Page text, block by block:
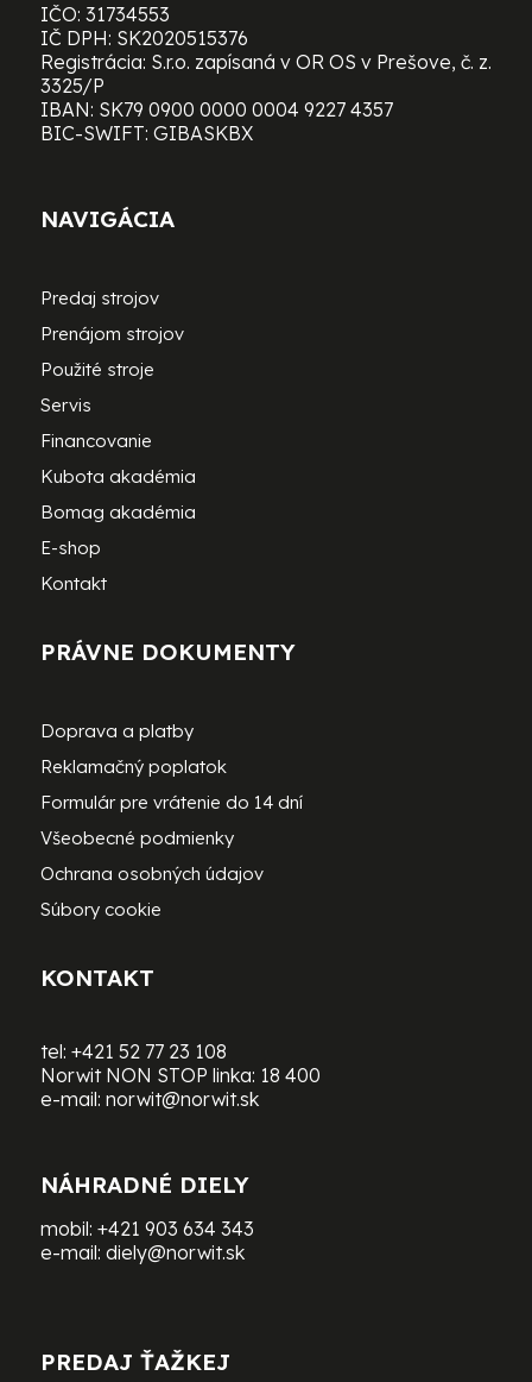
IČO: 31734553
IČ DPH: SK2020515376
Registrácia: S.r.o. zapísaná v OR OS v Prešove, č. z.
3325/P
IBAN: SK79 0900 0000 0004 9227 4357
BIC-SWIFT: GIBASKBX
NAVIGÁCIA
Predaj strojov
Prenájom strojov
Použité stroje
Servis
Financovanie
Kubota akadémia
Bomag akadémia
E-shop
Kontakt
PRÁVNE DOKUMENTY
Doprava a platby
Reklamačný poplatok
Formulár pre vrátenie do 14 dní
Všeobecné podmienky
Ochrana osobných údajov
Súbory cookie
KONTAKT
tel: +421 52 77 23 108
Norwit NON STOP linka: 18 400
e-mail: norwit@norwit.sk
NÁHRADNÉ DIELY
mobil: +421 903 634 343
e-mail: diely@norwit.sk
PREDAJ ŤAŽKEJ